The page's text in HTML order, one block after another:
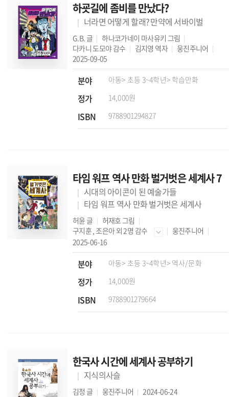
하굣길에 좀비를 만났다?
너라면 어떻게 할래? 만약에 서바이벌
G.B. 글 하나코가네이 마사유키 그림
다카니 도모야감수 김지영 역자
웅진주니어
2025-09-05
분야 아동> 초등 3~4학년> 학습만화
정가 14,000원
ISBN 9788901294827
타임 워프 역사 만화 벌거벗은 세계사 7
시대의 아이콘이 된 예술가들
타임 워프 역사 만화 벌거벗은 세계사
허윤 글 허재호그림
구지훈,조은아외 2명 감수
웅진주니어
2025-06-16
분야 아동> 초등 3~4학년> 역사/문화
정가 14,000원
ISBN 9788901279664
한국사 시간에 세계사 공부하기
지식의사슬
김정 글 웅진주니어 2024-06-24